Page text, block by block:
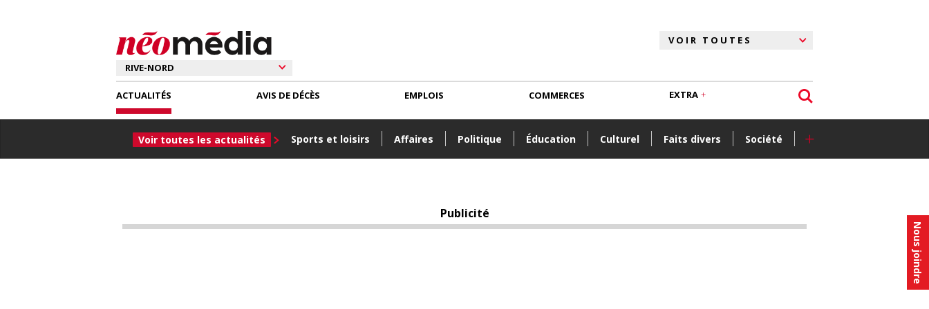
Nous joindre
ACTUALITÉS
Voir toutes les actualités Sports et loisirs Affaires Politique Éducation Culturel Faits divers Société +
AVIS DE DÉCÈS EMPLOIS COMMERCES EXTRA
Publicité